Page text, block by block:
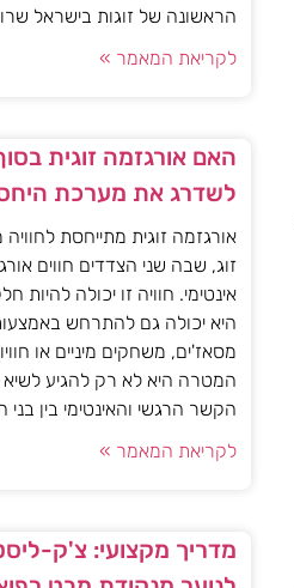
הראשונה של זוגות בישראל
לקריאת המאמר »
האם אורגזמה זוגית
לשדרג את מערכת
אורגזמה זוגית מתייחסת
זוג, שבה שני הצדדים חווים
אינטימי. חוויה זו יכולה להיות
היא יכולה גם להתרחש
מסאז'ים, משחקים מיניים או
המטרה היא לא רק להגיע לשיא
הקשר הרגשי והאינטימי בין בני
לקריאת המאמר »
מדריך מקצועי: צ'ק-